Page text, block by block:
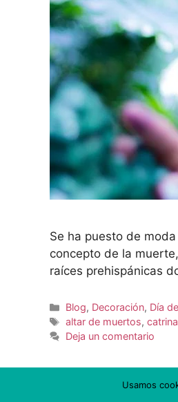
Se ha puesto de
concepto de la
raíces prehispánicas
Blog, Decoración, Día
altar de muertos,catrina
Deja un comentario
Usamos